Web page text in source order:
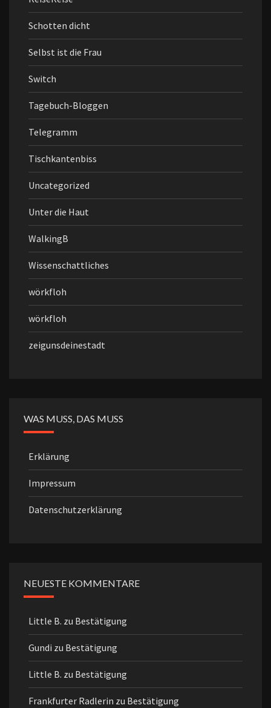
Schotten dicht
Selbst ist die Frau
Switch
Tagebuch-Bloggen
Telegramm
Tischkantenbiss
Uncategorized
Unter die Haut
WalkingB
Wissenschattliches
wörkfloh
wörkfloh
zeigunsdeinestadt
WAS MUSS, DAS MUSS
Erklärung
Impressum
Datenschutzerklärung
NEUESTE KOMMENTARE
Little B. zu Bestätigung
Gundi zu Bestätigung
Little B. zu Bestätigung
Frankfurter Radlerin zu Bestätigung